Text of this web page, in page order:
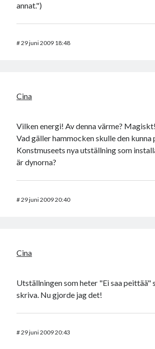
annat.")
#29 juni 2009 18:48
Cina
Vilken energi! Av denna värme? Magiskt!
Vad gäller hammocken skulle den kunna
Konstmuseets nya utställning som
är dynorna?
#29 juni 2009 20:40
Cina
Utställningen som heter "Ei saa peittää"
skriva. Nu gjorde jag det!
#29 juni 2009 20:43